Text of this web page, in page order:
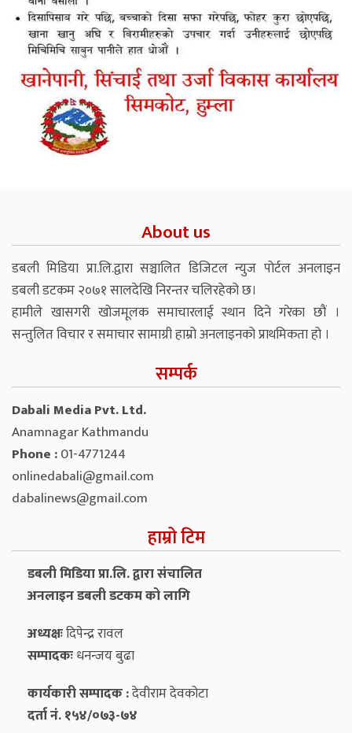
About us
डबली मिडिया प्रा.लि.द्वारा सञ्चालित डिजिटल न्युज पोर्टल अनलाइन
डबली डटकम २०७१ सालदेखि निरन्तर चलिरहेको छ।
हामीले खासगरी खोजमूलक समाचारलाई स्थान दिने गरेका छौं ।
सन्तुलित विचार र समाचार सामाग्री हाम्रो अनलाइनको प्राथमिकता हो ।
सम्पर्क
Dabali Media Pvt. Ltd.
Anamnagar Kathmandu
Phone :01-4771244
onlinedabali@gmail.com
dabalinews@gmail.com
हाम्रो टिम
डबली मिडिया प्रा.लि. द्वारा संचालित
अनलाइन डबली डटकम को लागि
अध्यक्षःदिपेन्द्र रावल
सम्पादकःधनन्‍जय बुढा
कार्यकारी सम्पादक :देवीराम देवकोटा
दर्ता नं. १५४/०७३-७४